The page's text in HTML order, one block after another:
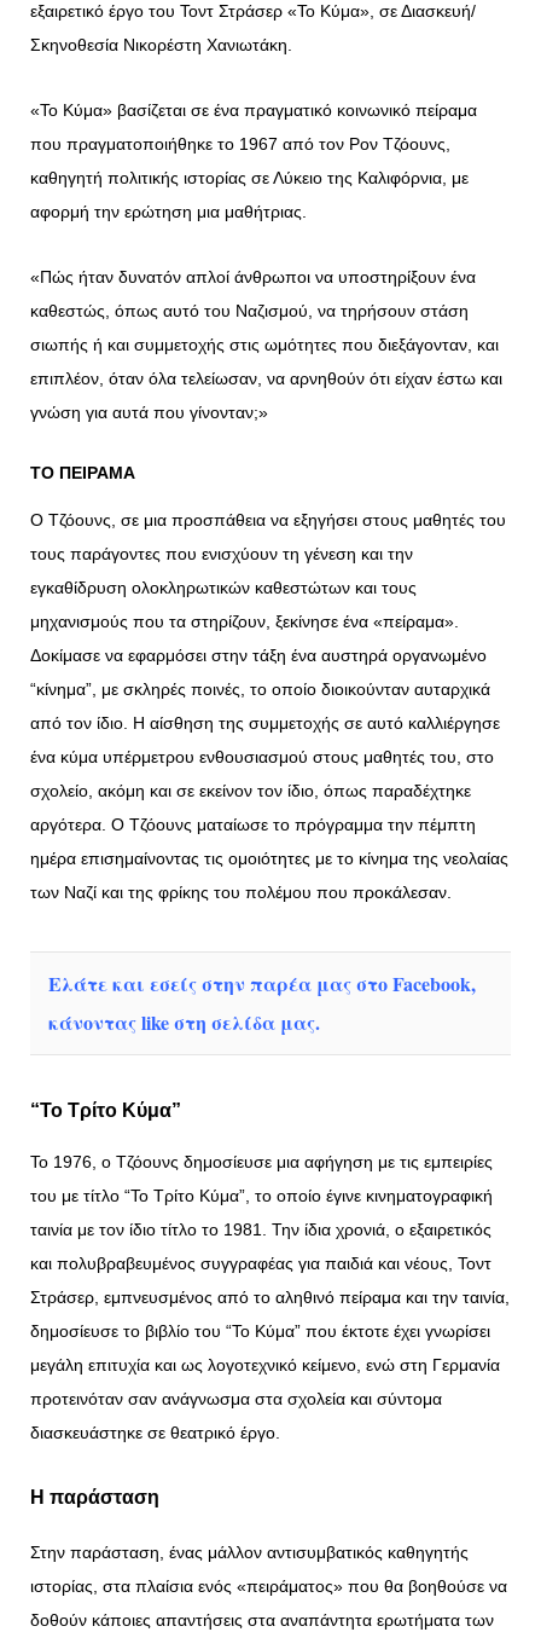
εξαιρετικό έργο του Τοντ Στράσερ «Το Κύμα», σε Διασκευή/
Σκηνοθεσία Νικορέστη Χανιωτάκη.
«Το Κύμα» βασίζεται σε ένα πραγματικό κοινωνικό πείραμα
που πραγματοποιήθηκε το 1967 από τον Ρον Τζόουνς,
καθηγητή πολιτικής ιστορίας σε Λύκειο της Καλιφόρνια, με
αφορμή την ερώτηση μια μαθήτριας.
«Πώς ήταν δυνατόν απλοί άνθρωποι να υποστηρίξουν ένα
καθεστώς, όπως αυτό του Ναζισμού, να τηρήσουν στάση
σιωπής ή και συμμετοχής στις ωμότητες που διεξάγονταν, και
επιπλέον, όταν όλα τελείωσαν, να αρνηθούν ότι είχαν έστω και
γνώση για αυτά που γίνονταν;»
ΤΟ ΠΕΙΡΑΜΑ
Ο Τζόουνς, σε μια προσπάθεια να εξηγήσει στους μαθητές του
τους παράγοντες που ενισχύουν τη γένεση και την
εγκαθίδρυση ολοκληρωτικών καθεστώτων και τους
μηχανισμούς που τα στηρίζουν, ξεκίνησε ένα «πείραμα».
Δοκίμασε να εφαρμόσει στην τάξη ένα αυστηρά οργανωμένο
“κίνημα”, με σκληρές ποινές, το οποίο διοικούνταν αυταρχικά
από τον ίδιο. Η αίσθηση της συμμετοχής σε αυτό καλλιέργησε
ένα κύμα υπέρμετρου ενθουσιασμού στους μαθητές του, στο
σχολείο, ακόμη και σε εκείνον τον ίδιο, όπως παραδέχτηκε
αργότερα. Ο Τζόουνς ματαίωσε το πρόγραμμα την πέμπτη
ημέρα επισημαίνοντας τις ομοιότητες με το κίνημα της νεολαίας
των Ναζί και της φρίκης του πολέμου που προκάλεσαν.
Ελάτε και εσείς στην παρέα μας στο Facebook,
κάνοντας like στη σελίδα μας.
“Το Τρίτο Κύμα”
Το 1976, ο Τζόουνς δημοσίευσε μια αφήγηση με τις εμπειρίες
του με τίτλο “Το Τρίτο Κύμα”, το οποίο έγινε κινηματογραφική
ταινία με τον ίδιο τίτλο το 1981. Την ίδια χρονιά, ο εξαιρετικός
και πολυβραβευμένος συγγραφέας για παιδιά και νέους, Τοντ
Στράσερ, εμπνευσμένος από το αληθινό πείραμα και την ταινία,
δημοσίευσε το βιβλίο του “Το Κύμα” που έκτοτε έχει γνωρίσει
μεγάλη επιτυχία και ως λογοτεχνικό κείμενο, ενώ στη Γερμανία
προτεινόταν σαν ανάγνωσμα στα σχολεία και σύντομα
διασκευάστηκε σε θεατρικό έργο.
Η παράσταση
Στην παράσταση, ένας μάλλον αντισυμβατικός καθηγητής
ιστορίας, στα πλαίσια ενός «πειράματος» που θα βοηθούσε να
δοθούν κάποιες απαντήσεις στα αναπάντητα ερωτήματα των